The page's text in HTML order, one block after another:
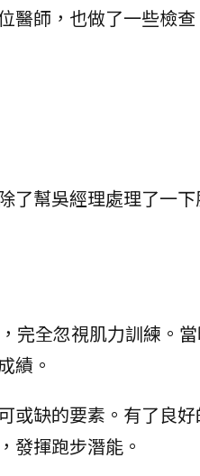
醫師，也做了一些檢查
了幫吳經理處理了一
完全忽視肌力訓練。
績。
或缺的要素。有了良好
發揮跑步潛能。